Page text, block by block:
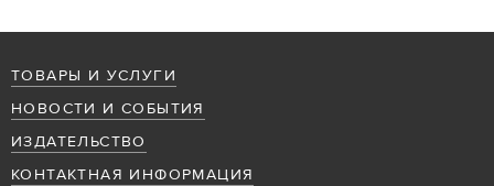
ТОВАРЫ И УСЛУГИ
НОВОСТИ И СОБЫТИЯ
ИЗДАТЕЛЬСТВО
КОНТАКТНАЯ ИНФОРМАЦИЯ